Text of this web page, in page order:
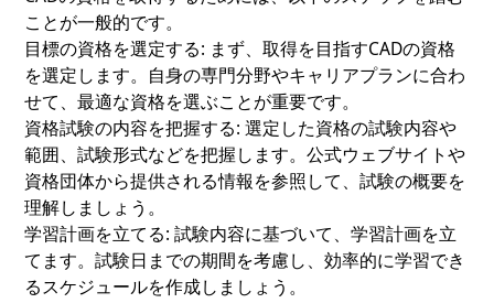
ことが一般的です。
目標の資格を選定する: まず、取得を目指すCADの資格
を選定します。自身の専門分野やキャリアプランに合わ
せて、最適な資格を選ぶことが重要です。
資格試験の内容を把握する:選定した資格の試験内容や
範囲、試験形式などを把握します。公式ウェブサイトや
資格団体から提供される情報を参照して、試験の概要を
理解しましょう。
学習計画を立てる:試験内容に基づいて、学習計画を立
てます。試験日までの期間を考慮し、効率的に学習でき
るスケジュールを作成しましょう。